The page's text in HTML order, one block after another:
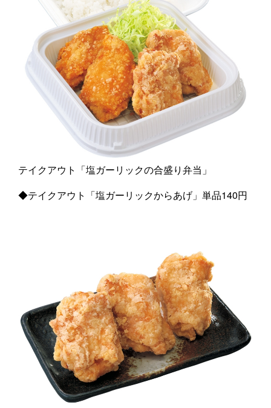
テイクアウト「塩ガーリックの合盛り弁当」
◆テイクアウト「塩ガーリックからあげ」単品140円